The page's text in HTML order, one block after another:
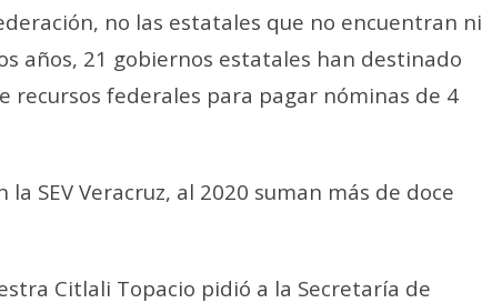
no las estatales que no encuentran ni
años, 21 gobiernos estatales han destinado
recursos federales para pagar nóminas de 4
SEV Veracruz, al 2020 suman más de doce
Citlali Topacio pidió a la Secretaría de